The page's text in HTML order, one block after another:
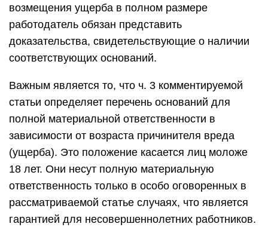
возмещения ущерба в полном размере
работодатель обязан представить
доказательства, свидетельствующие о наличии
соответствующих оснований.
Важным является то, что ч. 3 комментируемой
статьи определяет перечень оснований для
полной материальной ответственности в
зависимости от возраста причинителя вреда
(ущерба). Это положение касается лиц моложе
18 лет. Они несут полную материальную
ответственность только в особо оговоренных в
рассматриваемой статье случаях, что является
гарантией для несовершеннолетних работников.